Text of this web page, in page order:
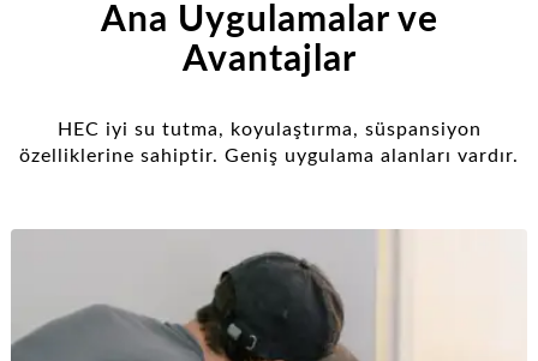
Ana Uygulamalar ve
Avantajlar
HEC iyi su tutma, koyulaştırma, süspansiyon
özelliklerine sahiptir. Geniş uygulama alanları vardır.